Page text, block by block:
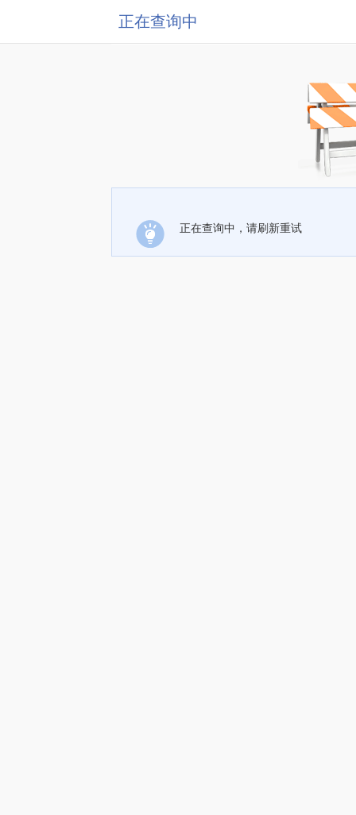
正在查询中
正在查询中，请刷新重试